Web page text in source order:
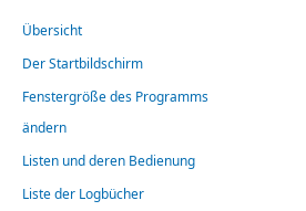
Übersicht
Der Startbildschirm
Fenstergröße des Programms
ändern
Listen und deren Bedienung
Liste der Logbücher